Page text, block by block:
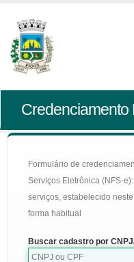
Formulário de
Serviços Eletrônica (NFS-
serviços, estabelecido
forma habitual
Buscar cadastro por